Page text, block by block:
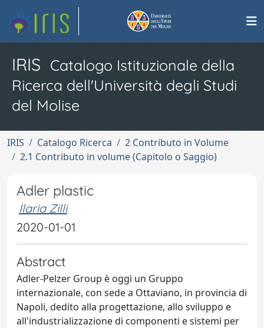
IRIS Catalogo Istituzionale della
Ricerca dell'Università degli Studi
del Molise
IRIS Catalogo Ricerca
2 Contributo in Volume
2.1 Contributo in volume (Capitolo o Saggio)
Adler plastic
Ilaria Zilli
2020-01-01
Abstract
Adler-Pelzer Group è oggi un Gruppo
internazionale, con sede a Ottaviano, in provincia di
Napoli, dedito alla progettazione, allo sviluppo e
all'industrializzazione di componenti e sistemi per